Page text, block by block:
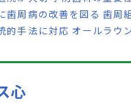
歯周病の改善を図る 歯周
的手法に対応 オールラウ
心